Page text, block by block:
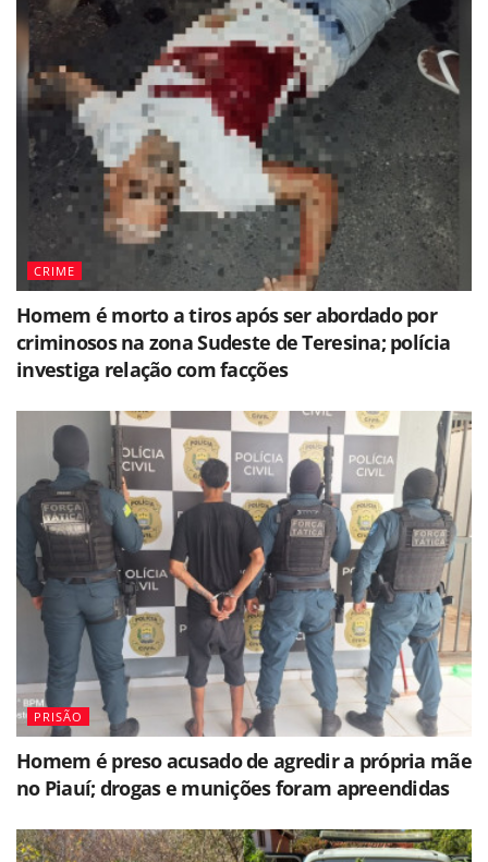
CRIME
Homem é morto a tiros após ser abordado por
criminosos na zona Sudeste de Teresina; polícia
investiga relação com facções
PRISÃO
Homem é preso acusado de agredir a própria mãe
no Piauí; drogas e munições foram apreendidas